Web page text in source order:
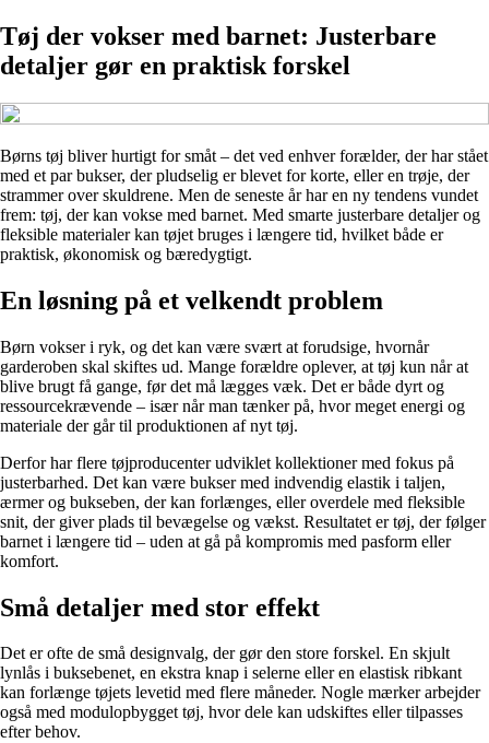
Tøj der vokser med barnet: Justerbare
detaljer gør en praktisk forskel
Børns tøj bliver hurtigt for småt – det ved enhver forælder, der har stået
med et par bukser, der pludselig er blevet for korte, eller en trøje, der
strammer over skuldrene. Men de seneste år har en ny tendens vundet
frem: tøj, der kan vokse med barnet. Med smarte justerbare detaljer og
fleksible materialer kan tøjet bruges i længere tid, hvilket både er
praktisk, økonomisk og bæredygtigt.
En løsning på et velkendt problem
Børn vokser i ryk, og det kan være svært at forudsige, hvornår
garderoben skal skiftes ud. Mange forældre oplever, at tøj kun når at
blive brugt få gange, før det må lægges væk. Det er både dyrt og
ressourcekrævende – især når man tænker på, hvor meget energi og
materiale der går til produktionen af nyt tøj.
Derfor har flere tøjproducenter udviklet kollektioner med fokus på
justerbarhed. Det kan være bukser med indvendig elastik i taljen,
ærmer og bukseben, der kan forlænges, eller overdele med fleksible
snit, der giver plads til bevægelse og vækst. Resultatet er tøj, der følger
barnet i længere tid – uden at gå på kompromis med pasform eller
komfort.
Små detaljer med stor effekt
Det er ofte de små designvalg, der gør den store forskel. En skjult
lynlås i buksebenet, en ekstra knap i selerne eller en elastisk ribkant
kan forlænge tøjets levetid med flere måneder. Nogle mærker arbejder
også med modulopbygget tøj, hvor dele kan udskiftes eller tilpasses
efter behov.